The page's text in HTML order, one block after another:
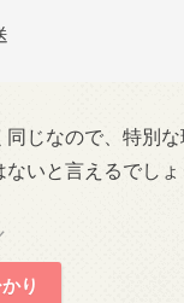
じなので、特別な
いと言えるでしょ
り